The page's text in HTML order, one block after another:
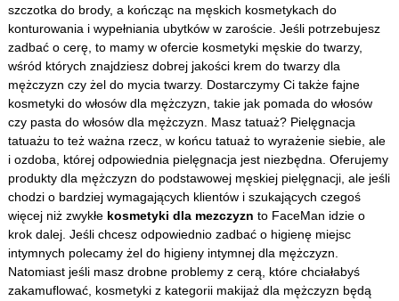
szczotka do brody, a kończąc na męskich kosmetykach do
konturowania i wypełniania ubytków w zaroście. Jeśli potrzebujesz
zadbać o cerę, to mamy w ofercie kosmetyki męskie do twarzy,
wśród których znajdziesz dobrej jakości krem do twarzy dla
mężczyzn czy żel do mycia twarzy. Dostarczymy Ci także fajne
kosmetyki do włosów dla mężczyzn, takie jak pomada do włosów
czypasta do włosów dla mężczyzn. Masz tatuaż? Pielęgnacja
tatuażu to też ważna rzecz, w końcu tatuaż to wyrażenie siebie, ale
i ozdoba, której odpowiednia pielęgnacja jest niezbędna. Oferujemy
produkty dla mężczyzn do podstawowej męskiej pielęgnacji, ale jeśli
chodzi o bardziej wymagających klientów i szukających czegoś
więcej niż zwykłe kosmetyki dla mezczyzn to FaceMan idzie o
krok dalej. Jeśli chcesz odpowiednio zadbać o higienę miejsc
intymnych polecamy żel do higieny intymnej dla mężczyzn.
Natomiast jeśli masz drobne problemy z cerą, które chciałabyś
zakamuflować, kosmetyki z kategorii makijaż dla mężczyzn będą